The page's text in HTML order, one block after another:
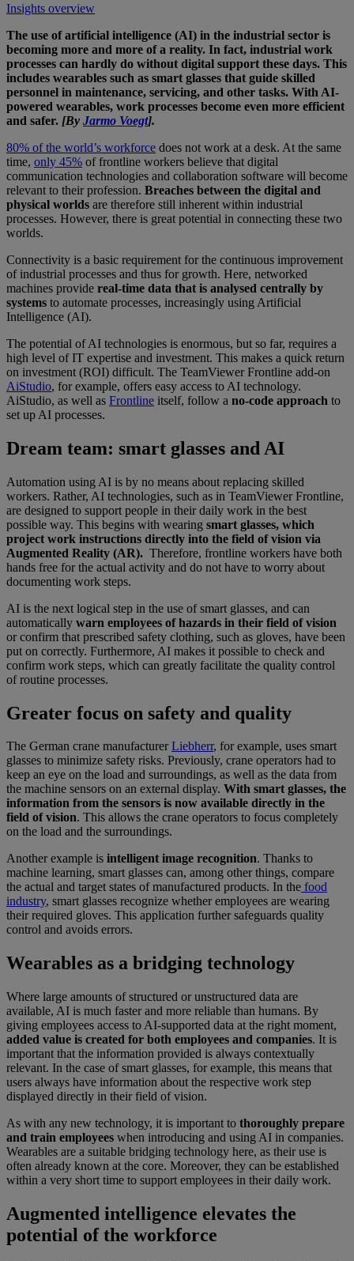
Insights overview
The use of artificial intelligence (AI) in the industrial sector is
becoming more and more of a reality. In fact, industrial work
processes can hardly do without digital support these days. This
includes wearables such as smart glasses that guide skilled
personnel in maintenance, servicing, and other tasks. With AI-
powered wearables, work processes become even more efficient
and safer. [By Jarmo Voegt].
80% of the world’s workforce does not work at a desk. At the same
time, only 45% of frontline workers believe that digital
communication technologies and collaboration software will become
relevant to their profession. Breaches between the digital and
physical worlds are therefore still inherent within industrial
processes. However, there is great potential in connecting these two
worlds.
Connectivity is a basic requirement for the continuous improvement
of industrial processes and thus for growth. Here, networked
machines provide real-time data that is analysed centrally by
systems to automate processes, increasingly using Artificial
Intelligence (AI).
The potential of AI technologies is enormous, but so far, requires a
high level of IT expertise and investment. This makes a quick return
on investment (ROI) difficult. The TeamViewer Frontline add-on
AiStudio, for example, offers easy access to AI technology.
AiStudio, as well as Frontline itself, follow a no-code approach to
set up AI processes.
Dream team: smart glasses and AI
Automation using AI is by no means about replacing skilled
workers. Rather, AI technologies, such as in TeamViewer Frontline,
are designed to support people in their daily work in the best
possible way. This begins with wearing smart glasses, which
project work instructions directly into the field of vision via
Augmented Reality (AR). Therefore, frontline workers have both
hands free for the actual activity and do not have to worry about
documenting work steps.
AI is the next logical step in the use of smart glasses, and can
automatically warn employees of hazards in their field of vision
or confirm that prescribed safety clothing, such as gloves, have been
put on correctly. Furthermore, AI makes it possible to check and
confirm work steps, which can greatly facilitate the quality control
of routine processes.
Greater focus on safety and quality
The German crane manufacturerLiebherr, for example, uses smart
glasses to minimize safety risks. Previously, crane operators had to
keep an eye on the load and surroundings, as well as the data from
the machine sensors on an external display. With smart glasses, the
information from the sensors is now available directly in the
field of vision. This allows the crane operators to focus completely
on the load and the surroundings.
Another example is intelligent image recognition. Thanks to
machine learning, smart glasses can, among other things, compare
the actual and target states of manufactured products. In the food
industry, smart glasses recognize whether employees are wearing
their required gloves. This application further safeguards quality
control and avoids errors.
Wearables as a bridging technology
Where large amounts of structured or unstructured data are
available, AI is much faster and more reliable than humans. By
giving employees access to AI-supported data at the right moment,
added value is created for both employees and companies. It is
important that the information provided is always contextually
relevant. In the case of smart glasses, for example, this means that
users always have information about the respective work step
displayed directly in their field of vision.
As with any new technology, it is important to thoroughly prepare
and train employees when introducing and using AI in companies.
Wearables are a suitable bridging technology here, as their use is
often already known at the core. Moreover, they can be established
within a very short time to support employees in their daily work.
Augmented intelligence elevates the
potential of the workforce